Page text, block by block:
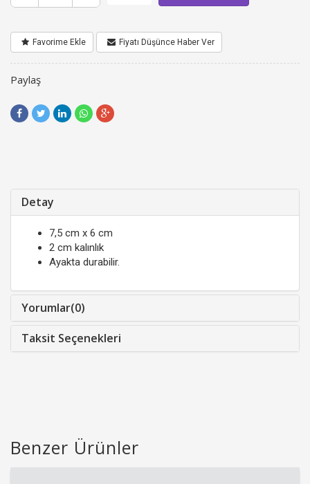
Favorime Ekle Fiyatı Düşünce Haber Ver
Paylaş
Detay
7,5 cm x 6 cm
2 cm kalınlık
Ayakta durabilir.
Yorumlar(0)
Taksit Seçenekleri
Benzer Ürünler